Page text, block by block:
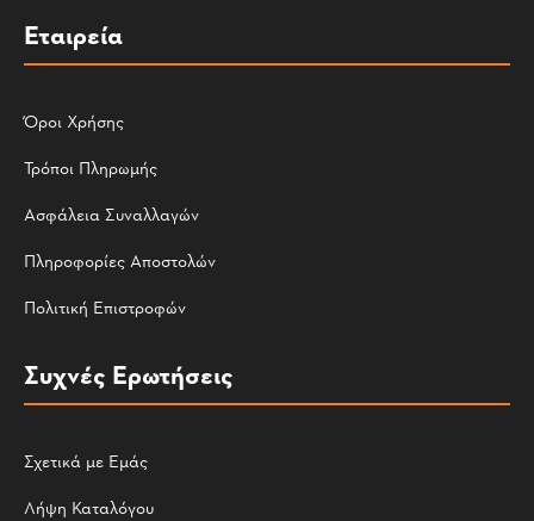
Εταιρεία
Όροι Χρήσης
Τρόποι Πληρωμής
Ασφάλεια Συναλλαγών
Πληροφορίες Αποστολών
Πολιτική Επιστροφών
Συχνές Ερωτήσεις
Σχετικά με Εμάς
Λήψη Καταλόγου